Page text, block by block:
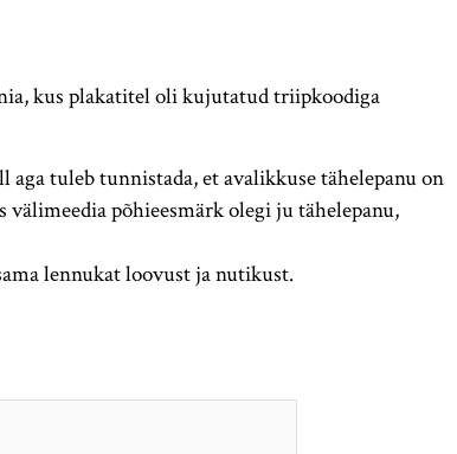
kus plakatitel oli kujutatud triipkoodiga
tuleb tunnistada, et avalikkuse tähelepanu on
välimeedia põhieesmärk olegi ju tähelepanu,
lennukat loovust ja nutikust.